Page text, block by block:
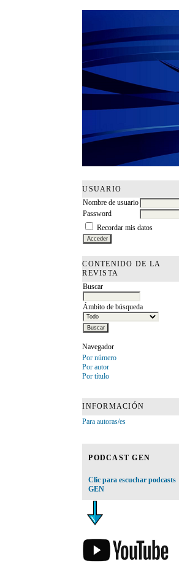
USUARIO
Nombre de usuario
Password
Recordar mis datos
CONTENIDO DE LA
REVISTA
Buscar
Ámbito de búsqueda
Navegador
Por número
Por autor
Por título
INFORMACIÓN
Para autoras/es
PODCAST GEN
Clic para escuchar podcasts
GEN